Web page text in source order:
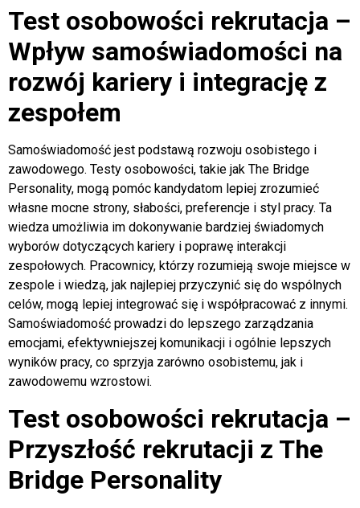
Test osobowości rekrutacja –
Wpływ samoświadomości na
rozwój kariery i integrację z
zespołem
Samoświadomość jest podstawą rozwoju osobistego i
zawodowego. Testy osobowości, takie jak The Bridge
Personality, mogą pomóc kandydatom lepiej zrozumieć
własne mocne strony, słabości, preferencje i styl pracy. Ta
wiedza umożliwia im dokonywanie bardziej świadomych
wyborów dotyczących kariery i poprawę interakcji
zespołowych. Pracownicy, którzy rozumieją swoje miejsce w
zespole i wiedzą, jak najlepiej przyczynić się do wspólnych
celów, mogą lepiej integrować się i współpracować z innymi.
Samoświadomość prowadzi do lepszego zarządzania
emocjami, efektywniejszej komunikacji i ogólnie lepszych
wyników pracy, co sprzyja zarówno osobistemu, jak i
zawodowemu wzrostowi.
Test osobowości rekrutacja –
Przyszłość rekrutacji z The
Bridge Personality